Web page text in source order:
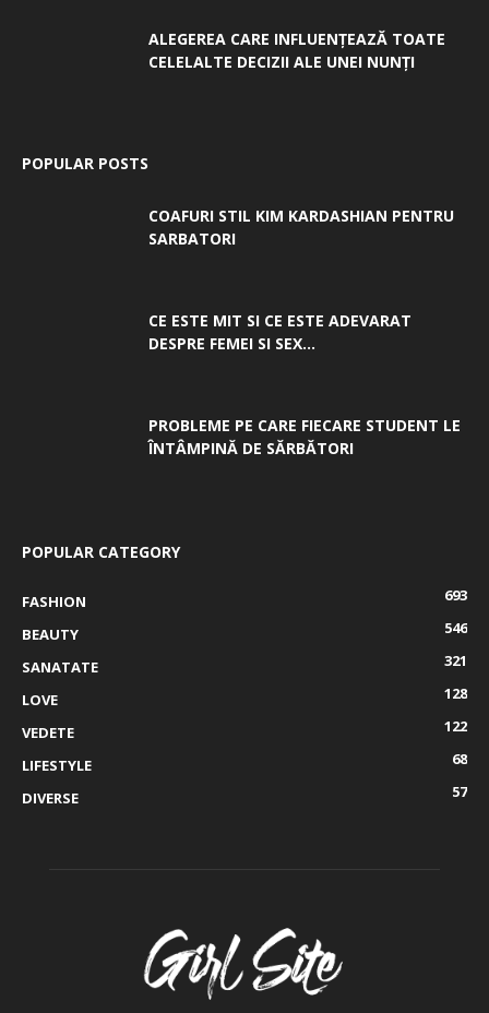
ALEGEREA CARE INFLUENȚEAZĂ TOATE
CELELALTE DECIZII ALE UNEI NUNȚI
POPULAR POSTS
COAFURI STIL KIM KARDASHIAN PENTRU
SARBATORI
CE ESTE MIT SI CE ESTE ADEVARAT
DESPRE FEMEI SI SEX...
PROBLEME PE CARE FIECARE STUDENT LE
ÎNTÂMPINĂ DE SĂRBĂTORI
POPULAR CATEGORY
FASHION
693
BEAUTY
546
SANATATE
321
LOVE
128
VEDETE
122
LIFESTYLE
68
DIVERSE
57